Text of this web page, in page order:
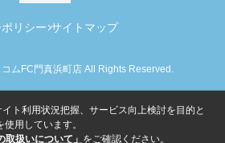
リシー サイトマップ
ムFC門真浜町店 All Rights Reserved.
ト利用状況把握、サービス向上検討を目的と
用しています。
取扱いについて」 をご確認ください。